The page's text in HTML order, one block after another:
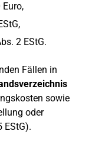
2 EStG.
Fällen in
sowie
oder
EStG).